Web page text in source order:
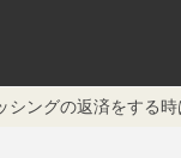
シングの返済をする